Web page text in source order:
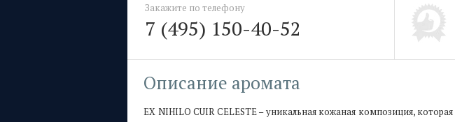
Закажите по телефону
7 (495) 150-40-52
Описание аромата
EX NIHILO CUIR CELESTE – уникальная кожаная композиция,